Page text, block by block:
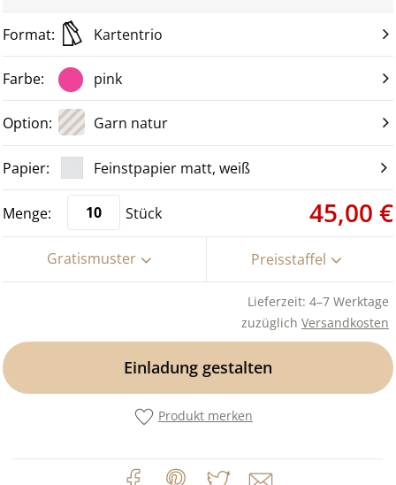
Kartentrio
pink
Garn natur
Feinstpapier matt, weiß
Stück 45,00 €
Gratismuster Preisstaffel
Lieferzeit: 4–7 Werktage
zuzüglich Versandkosten
Einladung gestalten
Produkt merken